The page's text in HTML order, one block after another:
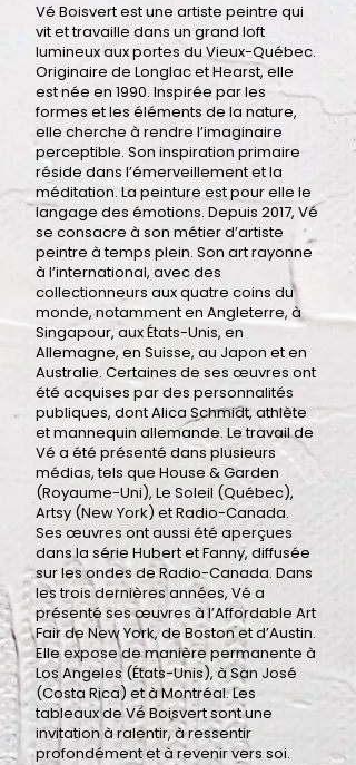
Vé Boisvert est une artiste peintre qui
vit et travaille dans un grand loft
lumineux aux portes du Vieux-Québec.
Originaire de Longlac et Hearst, elle
est née en 1990. Inspirée par les
formes et les éléments de la nature,
elle cherche à rendre l’imaginaire
perceptible. Son inspiration primaire
réside dans l’émerveillement et la
méditation. La peinture est pour elle le
langage des émotions. Depuis 2017, Vé
se consacre à son métier d’artiste
peintre à temps plein. Son art rayonne
à l’international, avec des
collectionneurs aux quatre coins du
monde, notamment en Angleterre, à
Singapour, aux États-Unis, en
Allemagne, en Suisse, au Japon et en
Australie. Certaines de ses œuvres ont
été acquises par des personnalités
publiques, dont Alica Schmidt, athlète
et mannequin allemande. Le travail de
Vé a été présenté dans plusieurs
médias, tels que House & Garden
(Royaume-Uni), Le Soleil (Québec),
Artsy (New York) et Radio-Canada.
Ses œuvres ont aussi été aperçues
dans la série Hubert et Fanny, diffusée
sur les ondes de Radio-Canada. Dans
les trois dernières années, Vé a
présenté ses œuvres à l’Affordable Art
Fair de New York, de Boston et d’Austin.
Elle expose de manière permanente à
Los Angeles (États-Unis), à San José
(Costa Rica) et à Montréal. Les
tableaux de Vé Boisvert sont une
invitation à ralentir, à ressentir
profondément et à revenir vers soi.